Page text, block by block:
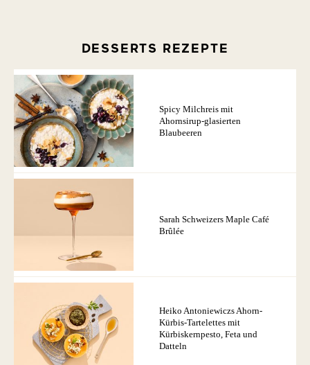
DESSERTS REZEPTE
Spicy Milchreis mit
Ahornsirup-glasierten
Blaubeeren
Sarah Schweizers Maple Café
Brûlée
Heiko Antoniewiczs Ahorn-
Kürbis-Tartelettes mit
Kürbiskernpesto, Feta und
Datteln